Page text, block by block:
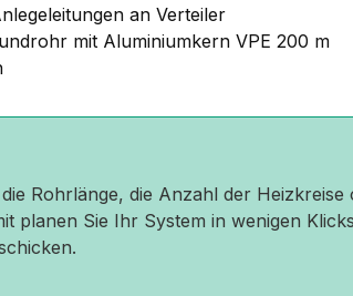
an Verteiler
mit Aluminiumkern VPE 200 m
Rohrlänge, die Anzahl der
planen Sie Ihr System in wenigen